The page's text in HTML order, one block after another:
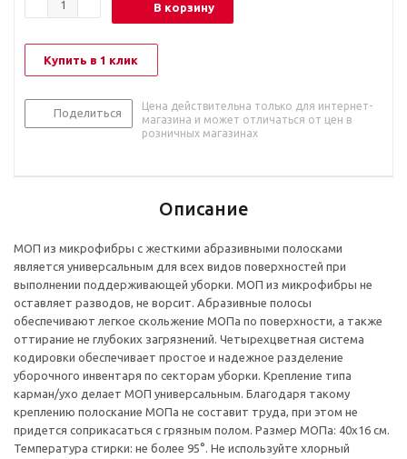
В корзину
Купить в 1 клик
Поделиться
Цена действительна только для интернет-
магазина и может отличаться от цен в
розничных магазинах
Описание
МОП из микрофибры с жесткими абразивными полосками
является универсальным для всех видов поверхностей при
выполнении поддерживающей уборки. МОП из микрофибры не
оставляет разводов, не ворсит. Абразивные полосы
обеспечивают легкое скольжение МОПа по поверхности, а также
оттирание не глубоких загрязнений. Четырехцветная система
кодировки обеспечивает простое и надежное разделение
уборочного инвентаря по секторам уборки. Крепление типа
карман/ухо делает МОП универсальным. Благодаря такому
креплению полоскание МОПа не составит труда, при этом не
придется соприкасаться с грязным полом. Размер МОПа: 40x16 см.
Температура стирки: не более 95°. Не используйте хлорный